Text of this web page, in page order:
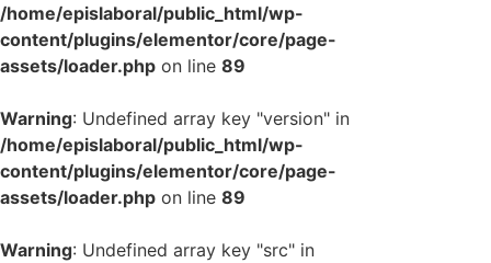
/home/epislaboral/public_html/wp-
content/plugins/elementor/core/page-
assets/loader.php on line 89
Warning: Undefined array key "version" in
/home/epislaboral/public_html/wp-
content/plugins/elementor/core/page-
assets/loader.php on line 89
Warning: Undefined array key "src" in